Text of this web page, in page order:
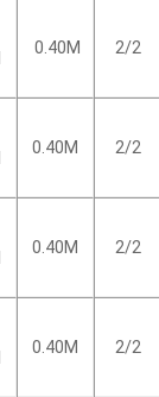
0.40M 2/2
0.40M 2/2
0.40M 2/2
0.40M 2/2